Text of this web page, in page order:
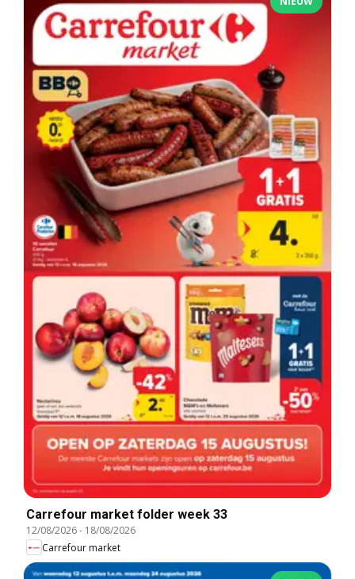
Carrefour market folder week 33
12/08/2026- 18/08/2026
Carrefour market